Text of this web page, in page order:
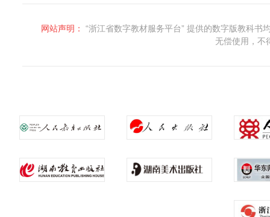
网站声明：
“浙江省数字教材服务平台” 提供的数字版教科
无偿使用，不